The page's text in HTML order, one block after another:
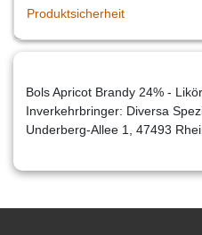
Produktsicherheit
Bols Apricot Brandy 24% -
Inverkehrbringer: Diversa
Underberg-Allee 1, 47493